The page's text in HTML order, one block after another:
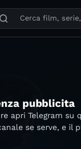
Puoi cercare film,
pubblicita
apri Telegram su
se serve, e il